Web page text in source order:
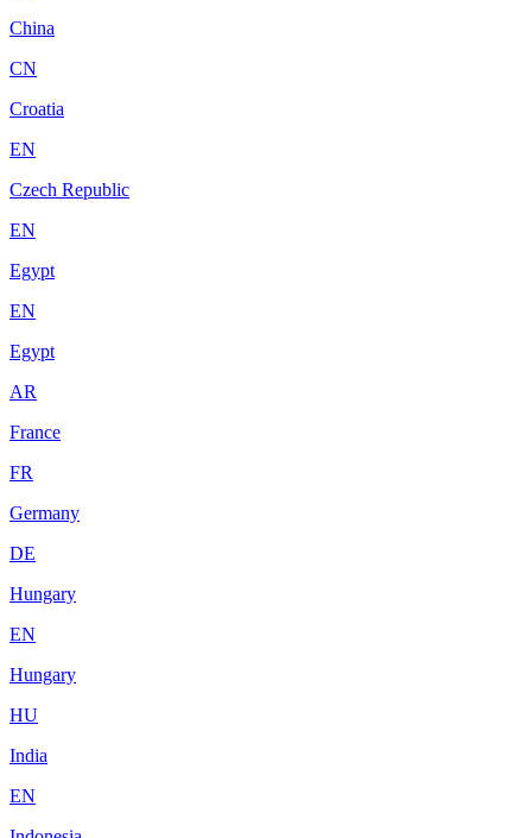
China
CN
Croatia
EN
Czech Republic
EN
Egypt
EN
Egypt
AR
France
FR
Germany
DE
Hungary
EN
Hungary
HU
India
EN